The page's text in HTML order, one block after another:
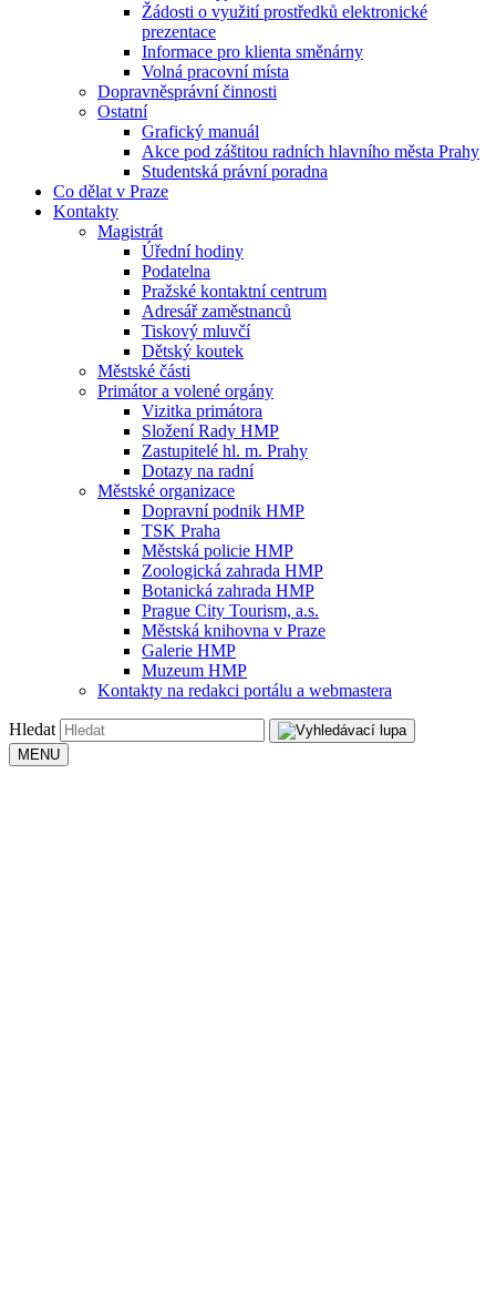
Žádosti o využití prostředků elektronické
prezentace
Informace pro klienta směnárny
Volná pracovní místa
Dopravněsprávní činnosti
Ostatní
Grafický manuál
Akce pod záštitou radních hlavního města Prahy
Studentská právní poradna
Co dělat v Praze
Kontakty
Magistrát
Úřední hodiny
Podatelna
Pražské kontaktní centrum
Adresář zaměstnanců
Tiskový mluvčí
Dětský koutek
Městské části
Primátor a volené orgány
Vizitka primátora
Složení Rady HMP
Zastupitelé hl. m. Prahy
Dotazy na radní
Městské organizace
Dopravní podnik HMP
TSK Praha
Městská policie HMP
Zoologická zahrada HMP
Botanická zahrada HMP
Prague City Tourism, a.s.
Městská knihovna v Praze
Galerie HMP
Muzeum HMP
Kontakty na redakci portálu a webmastera
Hledat
MENU